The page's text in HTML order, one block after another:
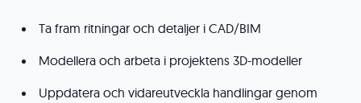
Ta fram ritningar och detaljer i CAD/BIM
Modellera och arbeta i projektens 3D-modeller
Uppdatera och vidareutveckla handlingar genom